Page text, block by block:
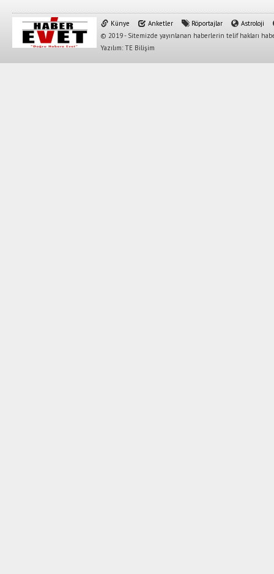
Künye Anketler Röportajlar
Astroloji
© 2019 - Sitemizde yayınlanan haberlerin telif hakları
Yazılım: TE Bilişim